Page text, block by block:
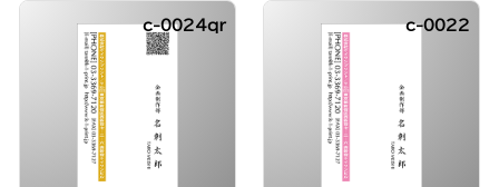
c-0024qr c-0022